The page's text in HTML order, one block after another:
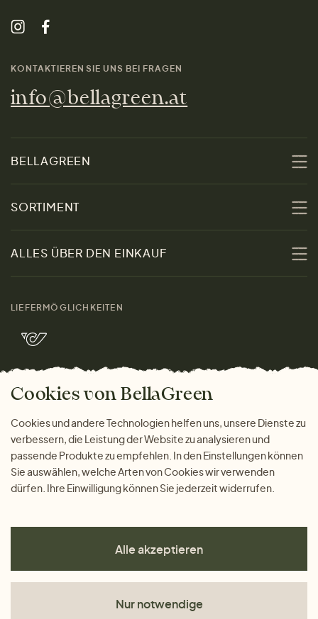
KONTAKTIEREN SIE UNS BEI FRAGEN
info@bellagreen.at
BELLAGREEN
Über uns
Nachhaltigkeit
Kontakt
Marken
Bella Green Magazin
SORTIMENT
Sale
Damen
Herren
Wohnen
Geschenke
ALLES ÜBER DEN EINKAUF
Warum bei uns einkaufen
LIEFERMÖGLICHKEITEN
ZAHLUNGSMÖGLICHKEITEN
Cookies von BellaGreen
Cookies und andere Technologien helfen uns, unsere Dienste zu
verbessern, die Leistung der Website zu analysieren und
passende Produkte zu empfehlen. In den Einstellungen können
Sie auswählen, welche Arten von Cookies wir verwenden
dürfen. Ihre Einwilligung können Sie jederzeit widerrufen.
Alle akzeptieren
Nur notwendige